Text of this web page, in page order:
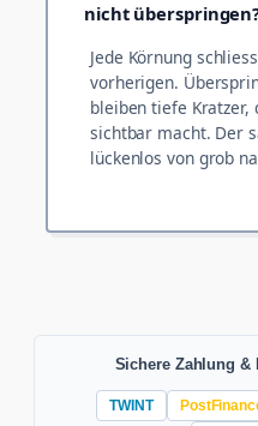
nicht
Jede Körnung
vorherigen.
bleiben tiefe Kratzer,
sichtbar macht. Der
lückenlos von grob
Sichere Zahlung &
TWINT